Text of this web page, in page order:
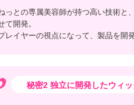
っとの専属美容師が持つ高い技術と
て開発。
レイヤーの視点になって、製品を開
秘密2 独立に開発したウィ